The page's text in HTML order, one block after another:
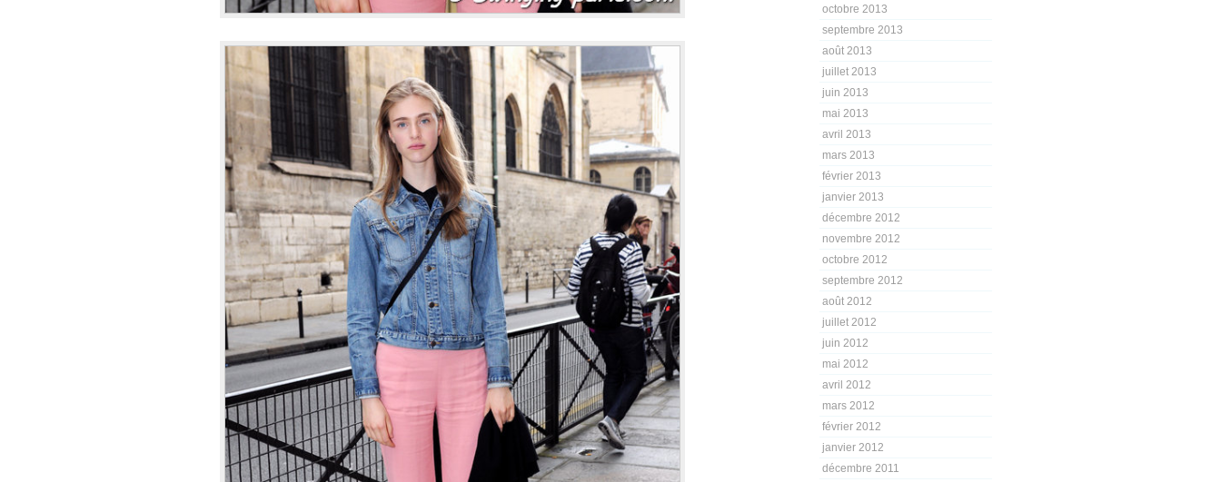
octobre 2013
septembre 2013
août 2013
juillet 2013
juin 2013
mai 2013
avril 2013
mars 2013
février 2013
janvier 2013
décembre 2012
novembre 2012
octobre 2012
septembre 2012
août 2012
juillet 2012
juin 2012
mai 2012
avril 2012
mars 2012
février 2012
janvier 2012
décembre 2011